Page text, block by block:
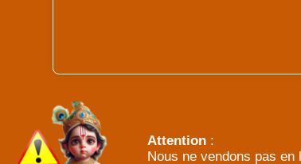
Attention :
Nous ne vendons pas